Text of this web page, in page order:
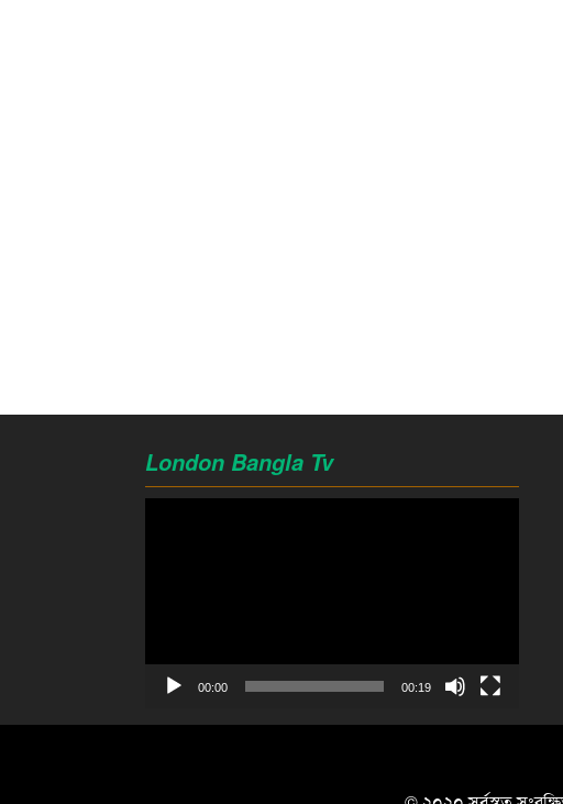
London Bangla Tv
00:00 00:19